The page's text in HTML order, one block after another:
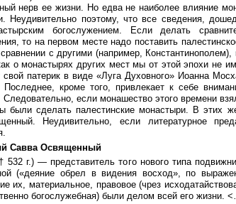
нерв ее жизни. Но едва не наиболее влияние
Неудивительно поэтому, что все сведения,
богослужением. Если делать
то на первом месте надо поставить
с другими (например,
о монастырях других мест мы от этой эпохи не
патерик в виде «Луга Духовного» Иоанна
Последнее, кроме того, привлекает к себе
Следовательно, если монашество этого времени
были сделать палестинские монастыри. В этих
Неудивительно, если литературное
Савва Освященный
532 г.) — представитель того нового типа
(«деяние обрел в видения восход», по
их, материальное, правовое (чрез
богослужебная) были делом всей его жизни.